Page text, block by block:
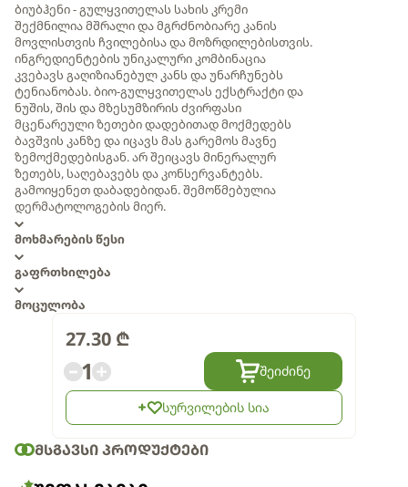
ბიუბჰენი - გულყვითელას სახის კრემი
შექმნილია მშრალი და მგრძნობიარე კანის
მოვლისთვის ჩვილებისა და მოზრდილებისთვის.
ინგრედიენტების უნიკალური კომბინაცია
კვებავს გაღიზიანებულ კანს და უნარჩუნებს
ტენიანობას. ბიო-გულყვითელას ექსტრაქტი და
ნუშის, შის და მზესუმზირის ძვირფასი
მცენარეული ზეთები დადებითად მოქმედებს
ბავშვის კანზე და იცავს მას გარემოს მავნე
ზემოქმედებისგან. არ შეიცავს მინერალურ
ზეთებს, საღებავებს და კონსერვანტებს.
გამოიყენეთ დაბადებიდან. შემოწმებულია
დერმატოლოგების მიერ.
მოხმარების წესი
გაფრთხილება
მოცულობა
27.30 ₾
1 შეიძინე
სურვილების სია
ᲛᲡᲒᲐᲕᲡᲘ ᲞᲠᲝᲓᲣᲥᲢᲔᲑᲘ